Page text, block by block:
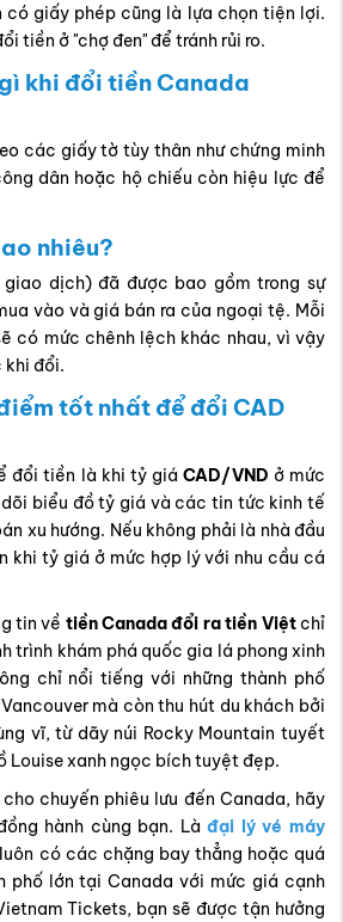
giấy phép cũng là lựa chọn tiện lợi.
tiền ở "chợ đen" để tránh rủi ro.
khi đổi tiền Canada
các giấy tờ tùy thân như chứng minh
dân hoặc hộ chiếu còn hiệu lực để
nhiêu?
dịch) đã được bao gồm trong sự
vào và giá bán ra của ngoại tệ. Mỗi
có mức chênh lệch khác nhau, vì vậy
khi đổi.
tốt nhất để đổi CAD
đổi tiền là khi tỷ giá CAD/VND ở mức
biểu đồ tỷ giá và các tin tức kinh tế
xu hướng. Nếu không phải là nhà đầu
khi tỷ giá ở mức hợp lý với nhu cầu cá
tin về tiền Canada đổi ra tiền Việtchỉ
trình khám phá quốc gia lá phong xinh
chỉ nổi tiếng với những thành phố
mà còn thu hút du khách bởi
vĩ, từ dãy núi Rocky Mountain tuyết
Louise xanh ngọc bích tuyệt đẹp.
chuyến phiêu lưu đến Canada, hãy
hành cùng bạn. Làđại lý vé máy
có các chặng bay thẳng hoặc quá
phố lớn tại Canada với mức giá cạnh
Tickets, bạn sẽ được tận hưởng